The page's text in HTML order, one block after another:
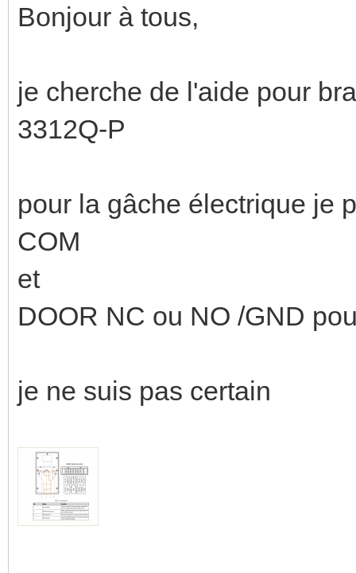
Bonjour à tous,
je cherche de l'aide pour
3312Q-P
pour la gâche électrique je
COM
et
DOOR NC ou NO /GND
je ne suis pas certain